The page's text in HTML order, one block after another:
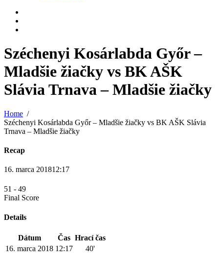
Széchenyi Kosárlabda Győr –
Mladšie žiačky vs BK AŠK
Slávia Trnava – Mladšie žiačky
Home
Széchenyi Kosárlabda Győr – Mladšie žiačky vs BK AŠK Slávia
Trnava – Mladšie žiačky
Recap
16. marca 201812:17
51 - 49
Final Score
Details
Dátum Čas Hrací čas
16. marca 2018 12:17 40'